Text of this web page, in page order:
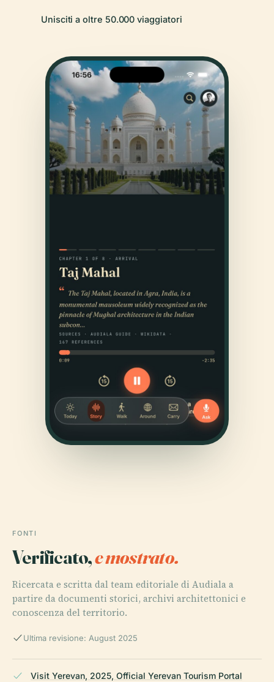
Unisciti a oltre 50.000 viaggiatori
FONTI
Verificato,e mostrato.
Ricercata e scritta dal team editoriale di Audiala a
partire da documenti storici, archivi architettonici e
conoscenza del territorio.
Ultima revisione: August 2025
Visit Yerevan, 2025, Official Yerevan Tourism Portal